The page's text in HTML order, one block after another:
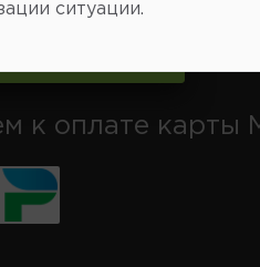
к оплате карты
ситуации.